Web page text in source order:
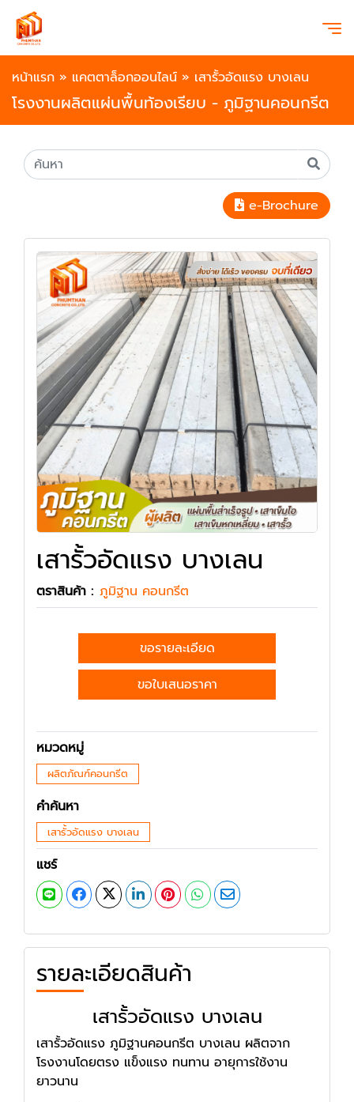
หน้าแรก » แคตตาล็อกออนไลน์ » เสารั้วอัดแรง บางเลน
โรงงานผลิตแผ่นพื้นท้องเรียบ - ภูมิฐานคอนกรีต
e-Brochure
เสารั้วอัดแรง บางเลน
ตราสินค้า : ภูมิฐาน คอนกรีต
ขอรายละเอียด
ขอใบเสนอราคา
หมวดหมู่
ผลิตภัณฑ์คอนกรีต
คำค้นหา
เสารั้วอัดแรง บางเลน
แชร์
รายละเอียดสินค้า
เสารั้วอัดแรง บางเลน
เสารั้วอัดแรง ภูมิฐานคอนกรีต บางเลน ผลิตจาก
โรงงานโดยตรง แข็งแรง ทนทาน อายุการใช้งาน
ยาวนาน